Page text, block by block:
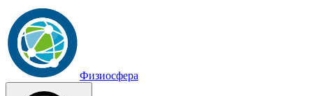
Физиосфера